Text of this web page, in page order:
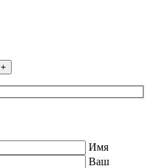
+
Имя
Ваш